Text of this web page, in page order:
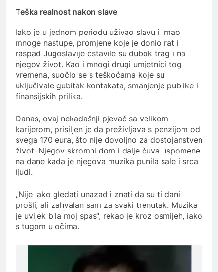
Teška realnost nakon slave
Iako je u jednom periodu uživao slavu i imao
mnoge nastupe, promjene koje je donio rat i
raspad Jugoslavije ostavile su dubok trag i na
njegov život. Kao i mnogi drugi umjetnici tog
vremena, suočio se s teškoćama koje su
uključivale gubitak kontakata, smanjenje publike i
finansijskih prilika.
Danas, ovaj nekadašnji pjevač sa velikom
karijerom, prisiljen je da preživljava s penzijom od
svega 170 eura, što nije dovoljno za dostojanstven
život. Njegov skromni dom i dalje čuva uspomene
na dane kada je njegova muzika punila sale i srca
ljudi.
„Nije lako gledati unazad i znati da su ti dani
prošli, ali zahvalan sam za svaki trenutak. Muzika
je uvijek bila moj spas“, rekao je kroz osmijeh, iako
s tugom u očima.